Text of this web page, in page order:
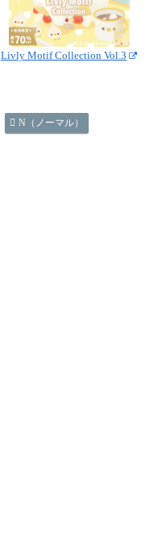
Livly Motif Collection Vol.3
N（ノーマル）